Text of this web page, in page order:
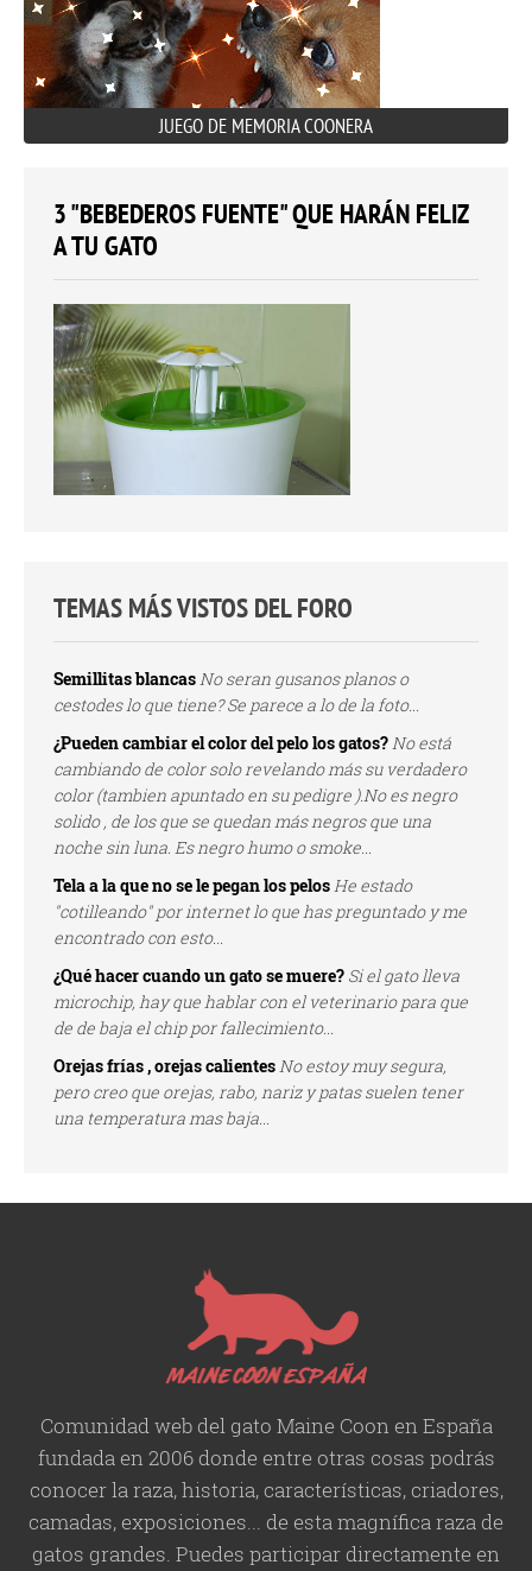
JUEGO DE MEMORIA COONERA
3 "BEBEDEROS FUENTE" QUE HARÁN FELIZ
A TU GATO
TEMAS MÁS VISTOS DEL FORO
Semillitas blancasNo seran gusanos planos o
cestodes lo que tiene? Se parece a lo de la foto...
¿Pueden cambiar el color del pelo los gatos?No está
cambiando de color solo revelando más su verdadero
color (tambien apuntado en su pedigre ).No es negro
solido , de los que se quedan más negros que una
noche sin luna. Es negro humo o smoke...
Tela a la que no se le pegan los pelosHe estado
"cotilleando" por internet lo que has preguntado y me
encontrado con esto...
¿Qué hacer cuando un gato se muere? Si el gato lleva
microchip, hay que hablar con el veterinario para que
de de baja el chip por fallecimiento...
Orejas frías , orejas calientesNo estoy muy segura,
pero creo que orejas, rabo, nariz y patas suelen tener
una temperatura mas baja...
Comunidad web del gato Maine Coon en España
fundada en 2006 donde entre otras cosas podrás
conocer la raza, historia,características, criadores,
camadas, exposiciones... de esta magnífica raza de
gatos grandes. Puedes participar directamente en